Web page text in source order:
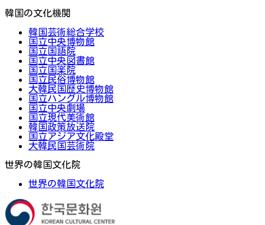
韓国の文化機関
韓国芸術総合学校
国立中央博物館
国立国語院
国立中央図書館
国立国楽院
国立民俗博物館
大韓民国歴史博物館
国立ハングル博物館
国立中央劇場
国立現代美術館
韓国政策放送院
国立アジア文化殿堂
大韓民国芸術院
世界の韓国文化院
世界の韓国文化院